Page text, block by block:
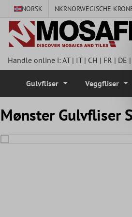
NORSK NKRNORWEGISCHE
Handle online i:AT| IT| CH | FR | DE |
Gulvfliser Veggfliser
Mønster Gulvfliser